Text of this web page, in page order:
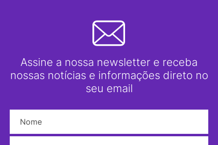
Assine a nossa newsletter e receba
nossas notícias e informações direto no
seu email